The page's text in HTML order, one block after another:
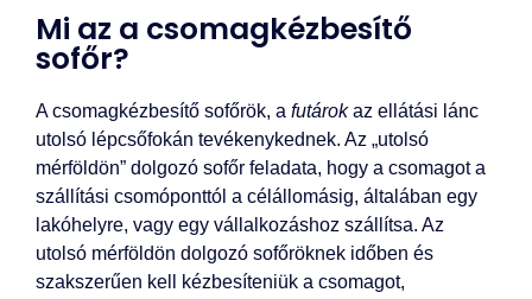
Mi az a csomagkézbesítő
sofőr?
A csomagkézbesítő sofőrök, a futárokaz ellátási lánc
utolsó lépcsőfokán tevékenykednek. Az „utolsó
mérföldön” dolgozó sofőr feladata, hogy a csomagot a
szállítási csomóponttól a célállomásig, általában egy
lakóhelyre, vagy egy vállalkozáshoz szállítsa. Az
utolsó mérföldön dolgozó sofőröknek időben és
szakszerűen kell kézbesíteniük a csomagot,